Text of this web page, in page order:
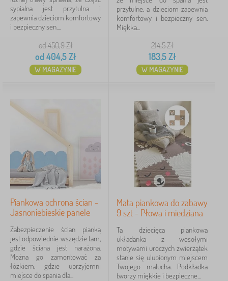
>
D
y
y
a
w
k
i
o
Szukaj w filtrze
Dostępność
Typ oferty
Marki
VYLEN
6
Kocot Kids
45
Jerry Fabrics
23
Babai
11
PASTELOWE LOVE®
9
ADEKO®
7
sypialna jest przytulna i
zapewnia dzieciom komfortowy
i bezpieczny sen....
od 450,9Zł
od 404,5Zł
W MAGAZYNIE
przytulne, a dzieciom zapewnia
komfortowy i bezpieczny sen.
Miękka...
214,5Zł
183,5Zł
W MAGAZYNIE
Piankowa ochrona ścian -
Jasnoniebieskie panele
Zabezpieczenie ścian pianką
jest odpowiednie wszędzie tam,
gdzie ściana jest narażona.
Można go zamontować za
łóżkiem, gdzie uprzyjemni
miejsce do spania dla...
Mata piankowa do zabawy
9 szt - Płowa i miedziana
Ta dziecięca piankowa
układanka z wesołymi
motywami uroczych zwierzątek
stanie się ulubionym miejscem
Twojego malucha. Podkładka
tworzy miękkie i bezpieczne...